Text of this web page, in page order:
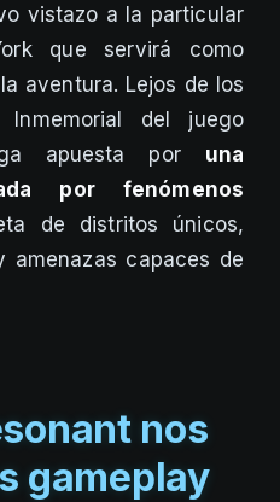
vistazo a la particular
que servirá como
aventura. Lejos de los
del juego
apuesta por una
por fenómenos
de distritos únicos,
amenazas capaces de
nos
gameplay